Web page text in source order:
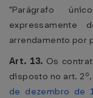
"Parágrafo
arrendamento por
Art. 13. Os
disposto no art.
de dezembro de